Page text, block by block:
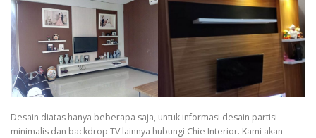
Desain diatas hanya beberapa saja, untuk informasi desain partisi
minimalis dan backdrop TV lainnya hubungi Chie Interior. Kami akan